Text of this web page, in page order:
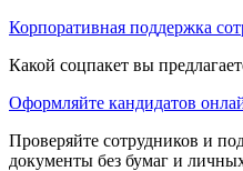
Корпоративная поддержка
Какой соцпакет вы
Оформляйте кандидатов
Проверяйте сотрудников и
документы без бумаг и